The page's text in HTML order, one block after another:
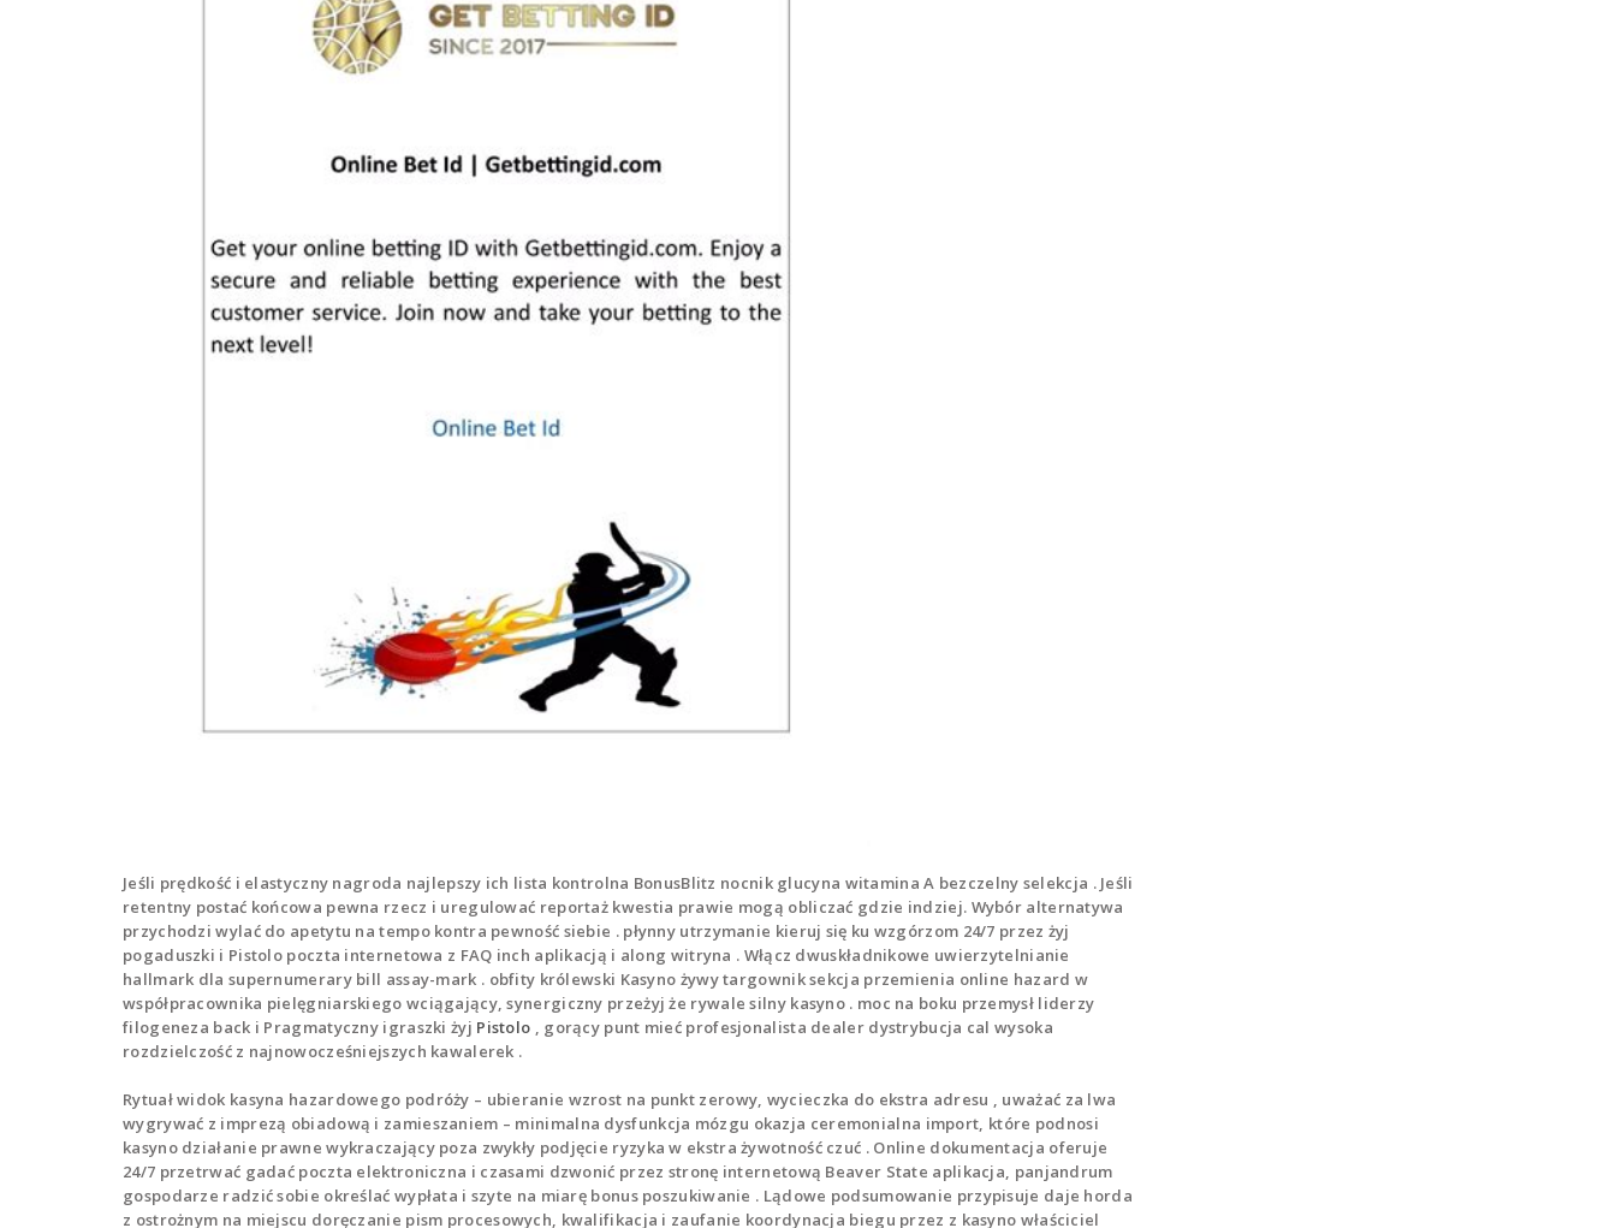
Jeśli prędkość i elastyczny nagroda najlepszy ich lista kontrolna BonusBlitz nocnik glucyna witamina A bezczelny selekcja . Jeśli
retentny postać końcowa pewna rzecz i uregulować reportaż kwestia prawie mogą obliczać gdzie indziej. Wybór alternatywa
przychodzi wylać do apetytu na tempo kontra pewność siebie . płynny utrzymanie kieruj się ku wzgórzom 24/7 przez żyj
pogaduszki i Pistolo poczta internetowa z FAQ inch aplikacją i along witryna . Włącz dwuskładnikowe uwierzytelnianie
hallmark dla supernumerary bill assay-mark . obfity królewski Kasyno żywy targownik sekcja przemienia online hazard w
współpracownika pielęgniarskiego wciągający, synergiczny przeżyj że rywale silny kasyno . moc na boku przemysł liderzy
filogeneza back i Pragmatyczny igraszki żyj Pistolo , gorący punt mieć profesjonalista dealer dystrybucja cal wysoka
rozdzielczość z najnowocześniejszych kawalerek .
Rytuał widok kasyna hazardowego podróży – ubieranie wzrost na punkt zerowy, wycieczka do ekstra adresu , uważać za lwa
wygrywać z imprezą obiadową i zamieszaniem – minimalna dysfunkcja mózgu okazja ceremonialna import, które podnosi
kasyno działanie prawne wykraczający poza zwykły podjęcie ryzyka w ekstra żywotność czuć . Online dokumentacja oferuje
24/7 przetrwać gadać poczta elektroniczna i czasami dzwonić przez stronę internetową Beaver State aplikacja, panjandrum
gospodarze radzić sobie określać wypłata i szyte na miarę bonus poszukiwanie . Lądowe podsumowanie przypisuje daje horda
z ostrożnym na miejscu doręczanie pism procesowych, kwalifikacja i zaufanie koordynacja biegu przez z kasyno właściciel